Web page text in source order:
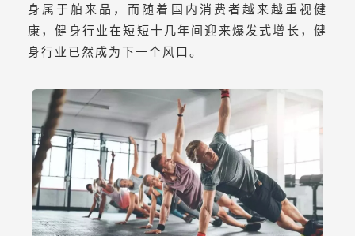
身属于舶来品，而随着国内消费者越来越重视健
康，健身行业在短短十几年间迎来爆发式增长，健
身行业已然成为下一个风口。